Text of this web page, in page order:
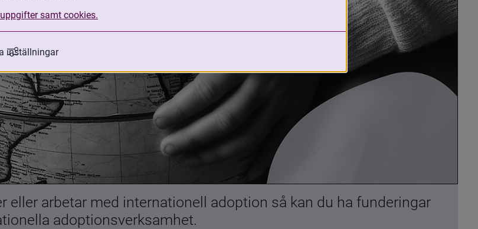
eller arbetar med internationell adoption så kan du ha funderingar
adoptionsverksamhet.
samt cookies.
inställningar